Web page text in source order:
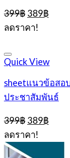
399฿ Original
price
was:
389฿
ลดราคา!
Quick View
sheetแนวข้อสอ
ประชาสัมพันธ์
399฿ Original
price
was:
399฿.
389฿
is:
ลดราคา!